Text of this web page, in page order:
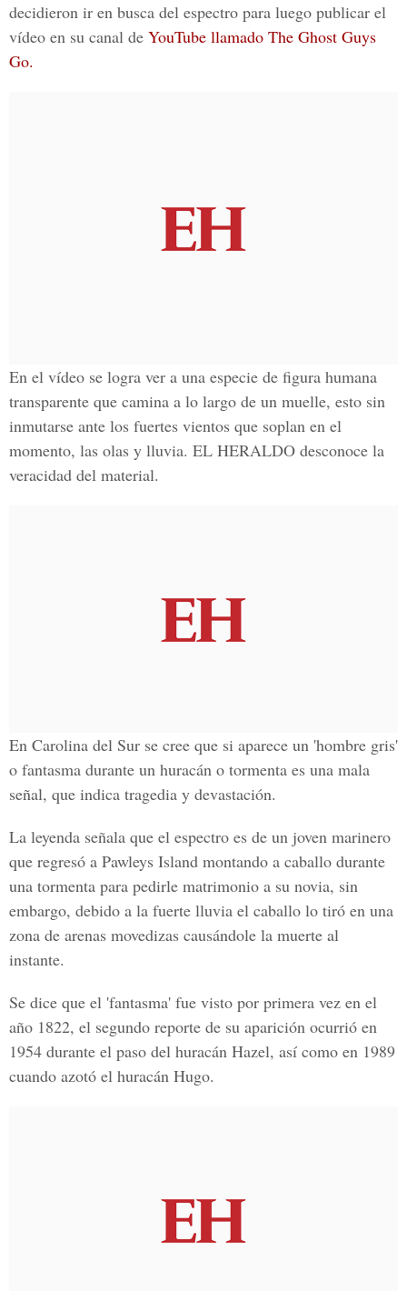
decidieron ir en busca del espectro para luego publicar el
vídeo en su canal de YouTube llamado The Ghost Guys
Go.
En el vídeo se logra ver a una especie de figura humana
transparente que camina a lo largo de un muelle, esto sin
inmutarse ante los fuertes vientos que soplan en el
momento, las olas y lluvia. EL HERALDO desconoce la
veracidad del material.
En Carolina del Sur se cree que si aparece un 'hombre gris'
o fantasma durante un huracán o tormenta es una mala
señal, que indica tragedia y devastación.
La leyenda señala que el espectro es de un joven marinero
que regresó a Pawleys Island montando a caballo durante
una tormenta para pedirle matrimonio a su novia, sin
embargo, debido a la fuerte lluvia el caballo lo tiró en una
zona de arenas movedizas causándole la muerte al
instante.
Se dice que el 'fantasma' fue visto por primera vez en el
año 1822, el segundo reporte de su aparición ocurrió en
1954 durante el paso del huracán Hazel, así como en 1989
cuando azotó el huracán Hugo.